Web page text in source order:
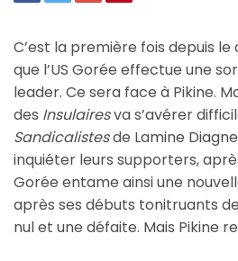
C’est la première fois depuis
que l’US Gorée effectue une
leader. Ce sera face à Pikine.
des Insulairesva s’avérer
Sandicalistesde Lamine
inquiéter leurs supporters,
Gorée entame ainsi une
après ses débuts tonitruants
nul et une défaite. Mais Pikine